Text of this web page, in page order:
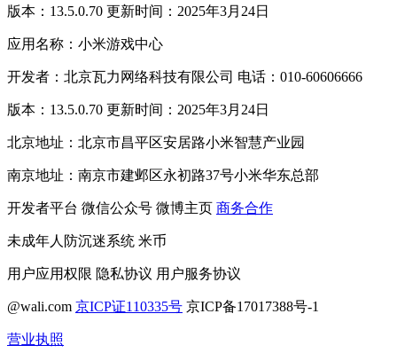
版本：13.5.0.70 更新时间：2025年3月24日
应用名称：小米游戏中心
开发者：北京瓦力网络科技有限公司 电话：010-60606666
版本：13.5.0.70 更新时间：2025年3月24日
北京地址：北京市昌平区安居路小米智慧产业园
南京地址：南京市建邺区永初路37号小米华东总部
开发者平台 微信公众号 微博主页 商务合作
未成年人防沉迷系统 米币
用户应用权限 隐私协议 用户服务协议
@wali.com 京ICP证110335号 京ICP备17017388号-1
营业执照